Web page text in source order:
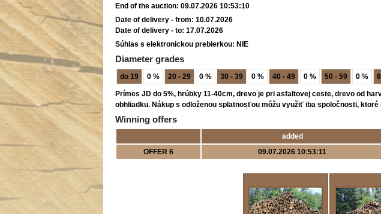
End of the auction: 09.07.2026 10:53:10
Date of delivery - from: 10.07.2026
Date of delivery - to: 17.07.2026
Súhlas s elektronickou prebierkou: NIE
Diameter grades
do 19 0 % 20 - 29 0 % 30 - 39 0 % 40 - 49 0 % 50 - 59 0 %
Prímes JD do 5%, hrúbky 11-40cm, drevo je pri asfaltovej ceste, drevo od
obhliadku. Nákup s odloženou splatnosťou môžu využiť iba spoločnosti,
Winning offers
added
OFFER 6
09.07.2026 10:53:11